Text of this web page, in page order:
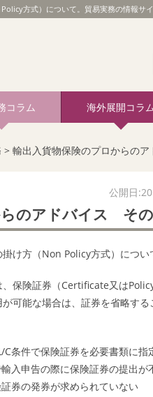
方式）について。貿易実務の情報サ
コラム 海外展開コラ
> 輸出入貨物保険のプロからの
公開日
らのアドバイス そ
け方（Non Policy方式）につい
保険証券（Certificate又は
可能な場合は、証券を省略する
条件で保険証券を必要書類に指
入申告の際に保険証券の提出が
券の発券が求められていない